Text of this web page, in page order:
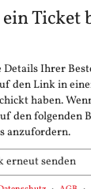
Ticket
Details Ihrer
den Link in
haben.
den folgenden
anzufordern.
erneut senden